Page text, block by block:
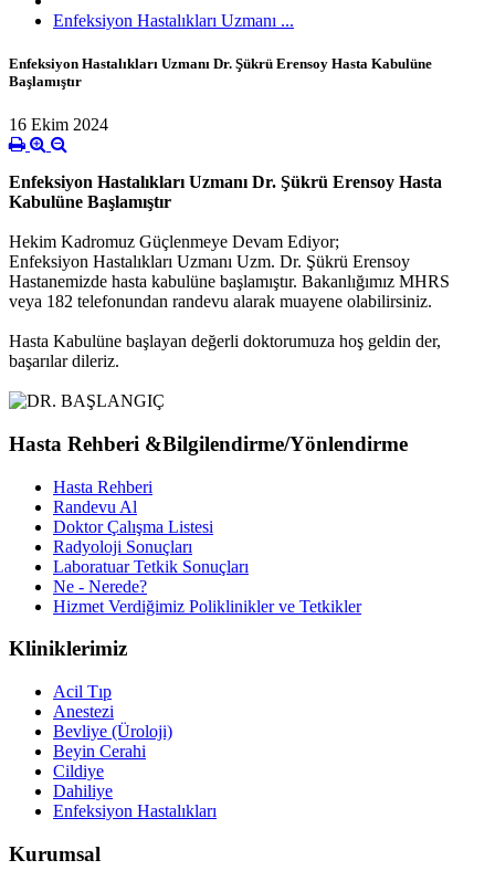
Enfeksiyon Hastalıkları Uzmanı ...
Enfeksiyon Hastalıkları Uzmanı Dr. Şükrü Erensoy Hasta Kabulüne
Başlamıştır
16 Ekim 2024
Enfeksiyon Hastalıkları Uzmanı Dr. Şükrü Erensoy Hasta
Kabulüne Başlamıştır
Hekim Kadromuz Güçlenmeye Devam Ediyor;
Enfeksiyon Hastalıkları Uzmanı Uzm. Dr. Şükrü Erensoy
Hastanemizde hasta kabulüne başlamıştır. Bakanlığımız MHRS
veya 182 telefonundan randevu alarak muayene olabilirsiniz.
Hasta Kabulüne başlayan değerli doktorumuza hoş geldin der,
başarılar dileriz.
Hasta Rehberi &Bilgilendirme/Yönlendirme
Hasta Rehberi
Randevu Al
Doktor Çalışma Listesi
Radyoloji Sonuçları
Laboratuar Tetkik Sonuçları
Ne - Nerede?
Hizmet Verdiğimiz Poliklinikler ve Tetkikler
Kliniklerimiz
Acil Tıp
Anestezi
Bevliye (Üroloji)
Beyin Cerahi
Cildiye
Dahiliye
Enfeksiyon Hastalıkları
Kurumsal